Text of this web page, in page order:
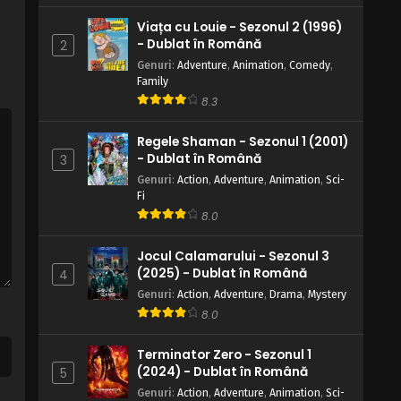
2
Viața cu Louie - Sezonul 2 (1996)
- Dublat în Română
Genuri: Adventure, Animation, Comedy,
Family
8.3
3
Regele Shaman - Sezonul 1 (2001)
- Dublat în Română
Genuri: Action, Adventure, Animation, Sci-
Fi
8.0
4
Jocul Calamarului - Sezonul 3
(2025) - Dublat în Română
Genuri: Action, Adventure, Drama, Mystery
8.0
5
Terminator Zero - Sezonul 1
(2024) - Dublat în Română
Genuri: Action, Adventure, Animation, Sci-